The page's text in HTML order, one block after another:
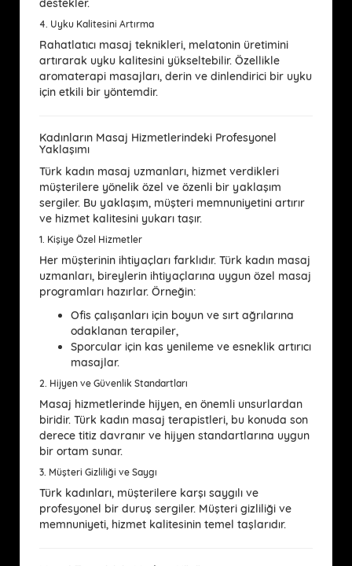
destekler.
4. Uyku Kalitesini Artırma
Rahatlatıcı masaj teknikleri, melatonin üretimini
artırarak uyku kalitesini yükseltebilir. Özellikle
aromaterapi masajları, derin ve dinlendirici bir uyku
için etkili bir yöntemdir.
Kadınların Masaj Hizmetlerindeki Profesyonel
Yaklaşımı
Türk kadın masaj uzmanları, hizmet verdikleri
müşterilere yönelik özel ve özenli bir yaklaşım
sergiler. Bu yaklaşım, müşteri memnuniyetini artırır
ve hizmet kalitesini yukarı taşır.
1. Kişiye Özel Hizmetler
Her müşterinin ihtiyaçları farklıdır. Türk kadın masaj
uzmanları, bireylerin ihtiyaçlarına uygun özel masaj
programları hazırlar. Örneğin:
Ofis çalışanları için boyun ve sırt ağrılarına
odaklanan terapiler,
Sporcular için kas yenileme ve esneklik artırıcı
masajlar.
2. Hijyen ve Güvenlik Standartları
Masaj hizmetlerinde hijyen, en önemli unsurlardan
biridir. Türk kadın masaj terapistleri, bu konuda son
derece titiz davranır ve hijyen standartlarına uygun
bir ortam sunar.
3. Müşteri Gizliliği ve Saygı
Türk kadınları, müşterilere karşı saygılı ve
profesyonel bir duruş sergiler. Müşteri gizliliği ve
memnuniyeti, hizmet kalitesinin temel taşlarıdır.